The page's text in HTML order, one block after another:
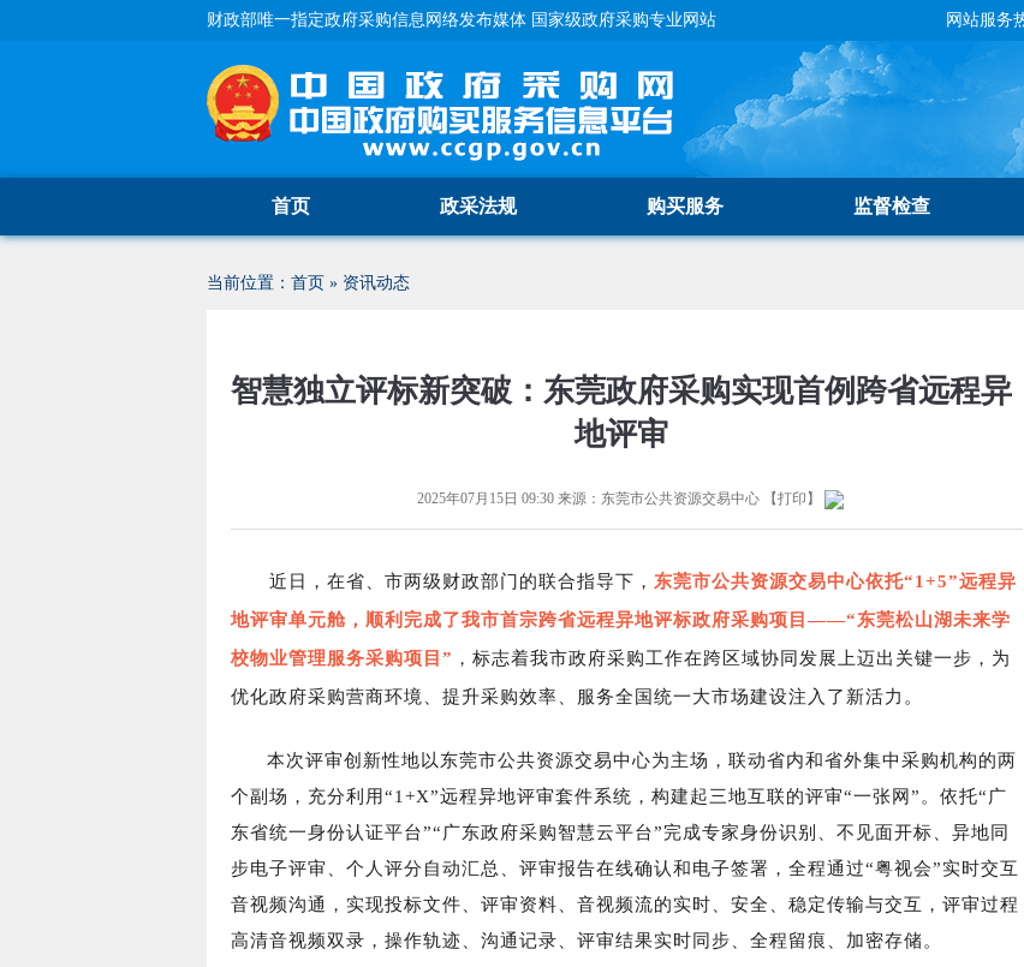
财政部唯一指定政府采购信息网络发布媒体 国家级政府采购专业网站 网站服务
首页 政采法规 购买服务 监督检查
当前位置： 首页 » 资讯动态
智慧独立评标新突破：东莞政府采购实现首例跨省远程异
地评审
2025年07月15日 09:30来源： 东莞市公共资源交易中心【打印 】
近日，在省、市两级财政部门的联合指导下， 东莞市公共资源交易中心依托“1+5”远程异
地评审单元舱，顺利完成了我市首宗跨省远程异地评标政府采购项目——“东莞松山湖未来学
校物业管理服务采购项目” ，标志着我市政府采购工作在跨区域协同发展上迈出关键一步，为
优化政府采购营商环境、提升采购效率、服务全国统一大市场建设注入了新活力。
本次评审创新性地以东莞市公共资源交易中心为主场，联动省内和省外集中采购机构的两
个副场，充分利用“1+X”远程异地评审套件系统，构建起三地互联的评审“一张网”。依托“广
东省统一身份认证平台”“广东政府采购智慧云平台”完成专家身份识别、不见面开标、异地同
步电子评审、个人评分自动汇总、评审报告在线确认和电子签署，全程通过“粤视会”实时交互
音视频沟通，实现投标文件、评审资料、音视频流的实时、安全、稳定传输与交互，评审过程
高清音视频双录，操作轨迹、沟通记录、评审结果实时同步、全程留痕、加密存储。